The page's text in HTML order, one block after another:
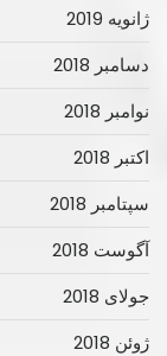
ژانویه 2019
دسامبر 2018
نوامبر 2018
اکتبر 2018
سپتامبر 2018
آگوست 2018
جولای 2018
ژوئن 2018